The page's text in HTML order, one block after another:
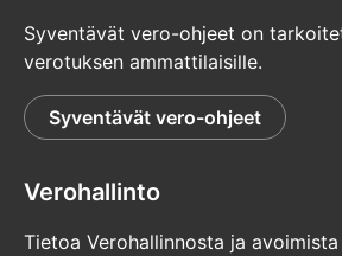
Syventävät vero-ohjeet on
verotuksen ammattilaisille.
Syventävät vero-ohjeet
Verohallinto
Tietoa Verohallinnosta ja